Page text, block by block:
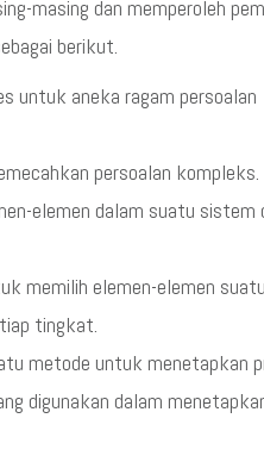
masing dan memperoleh
berikut.
untuk aneka ragam persoalan
persoalan kompleks.
elemen dalam suatu sistem
memilih elemen-elemen
tingkat.
metode untuk menetapkan
digunakan dalam